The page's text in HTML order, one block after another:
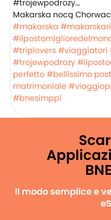
Makarska nocą
#makarska
#triplovers#viaggiatori
#trojewpodrozy
perfetto#bellissimo
matrimoniale
#bnesimppl
Il modo semplice e